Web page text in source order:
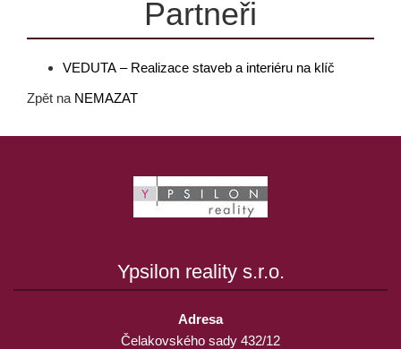
Partneři
VEDUTA – Realizace staveb a interiéru na klíč
Zpět na NEMAZAT
Ypsilon reality s.r.o.
Adresa
Čelakovského sady 432/12